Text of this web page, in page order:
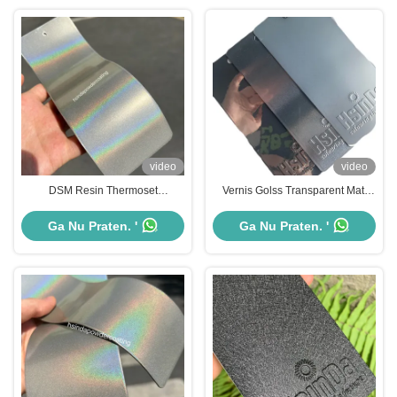
video
DSM Resin Thermoset
Meervoudig Kleurveranderend
Ga Nu Praten. '
video
Vernis Golss Transparent Matt
Resistant Anti Scratch Powder
Coating Paint
Ga Nu Praten. '